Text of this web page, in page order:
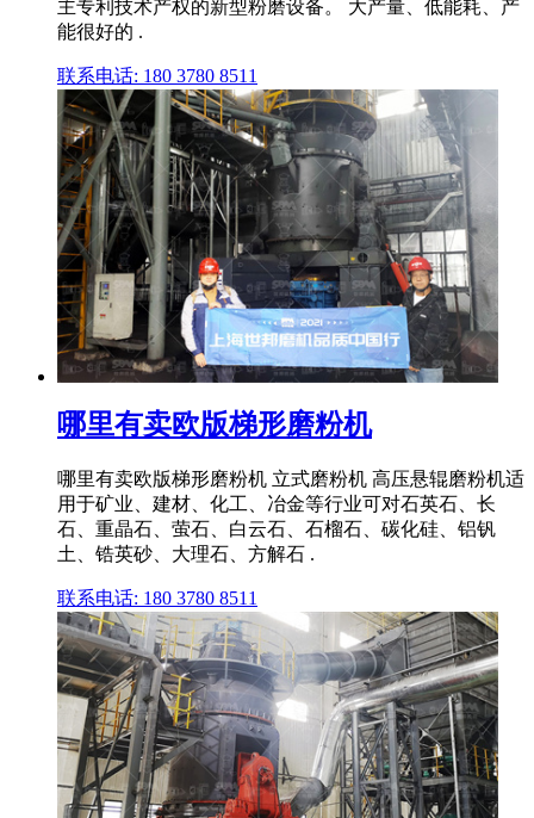
主专利技术产权的新型粉磨设备。 大产量、低能耗、产
能很好的 .
联系电话: 180 3780 8511
哪里有卖欧版梯形磨粉机
哪里有卖欧版梯形磨粉机 立式磨粉机 高压悬辊磨粉机适
用于矿业、建材、化工、冶金等行业可对石英石、长
石、重晶石、萤石、白云石、石榴石、碳化硅、铝钒
土、锆英砂、大理石、方解石 .
联系电话: 180 3780 8511